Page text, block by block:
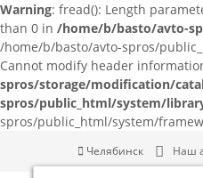
Warning: fread(): Length
than 0 in /home/b/basto/avto-
/home/b/basto/avto-spros/
Cannot modify header
spros/storage/modification/
spros/public_html/system/
spros/public_html/system/
Челябинск Наш